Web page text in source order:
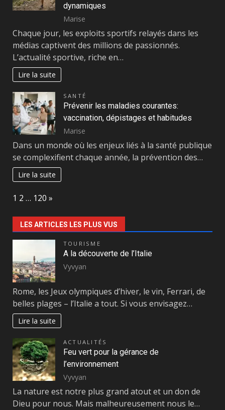
dynamiques
Marise
Chaque jour, les exploits sportifs relayés dans les
médias captivent des millions de passionnés.
L’actualité sportive, riche en…
Lire la suite
SANTÉ
Prévenir les maladies courantes:
vaccination, dépistages et habitudes
Marise
Dans un monde où les enjeux liés à la santé publique
se complexifient chaque année, la prévention des…
Lire la suite
Page:
1 2 … 120 Next
»
LES ARTICLES LES PLUS VUS
TOURISME
A la découverte de l’Italie
Vyvyan
Rome, les Jeux olympiques d’hiver, le vin, Ferrari, de
belles plages – l’Italie a tout. Si vous envisagez…
Lire la suite
ACTUALITÉS
Feu vert pour la gérance de
l’environnement
Vyvyan
La nature est notre plus grand atout et un don de
Dieu pour nous. Mais malheureusement nous le…